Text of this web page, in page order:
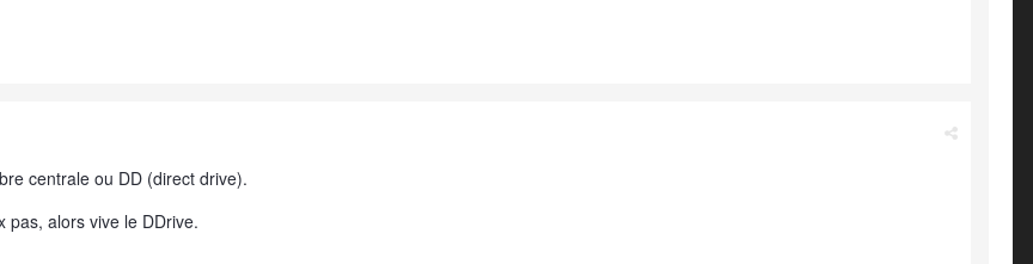
centrale ou DD (direct drive).
pas, alors vive le DDrive.